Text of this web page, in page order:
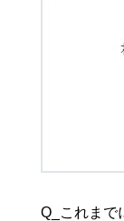
Q_これまで